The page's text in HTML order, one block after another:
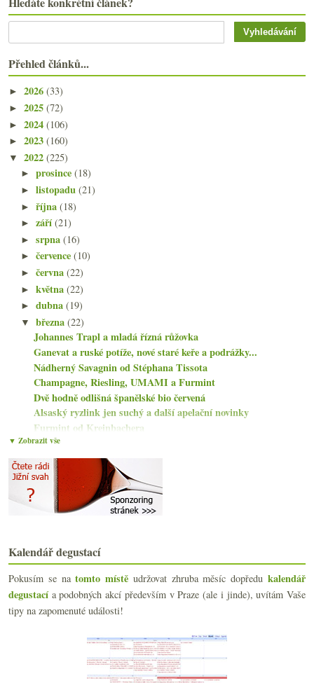
Přehled článků...
► 2026 (33)
► 2025 (72)
► 2024 (106)
► 2023 (160)
▼ 2022 (225)
►prosince(18)
►listopadu(21)
►října(18)
►září(21)
►srpna(16)
►července(10)
►června(22)
►května(22)
►dubna(19)
▼března(22)
Johannes Trapl a mladá řízná růžovka
Ganevat a ruské potíže, nové staré keře a podrážky...
Nádherný Savagnin od Stéphana Tissota
Champagne, Riesling, UMAMI a Furmint
Dvě hodně odlišná španělské bio červená
Alsaský ryzlink jen suchý a další apelační novinky
Furmint od Kreinbachera
Egerský pinot a Áldás býčí krev od St. Andrea
Somló a Balaton na dvou povedených bílých
Biodynamika s Alter Ego de Palmer 2015
Opus Eximium a Blaufränkisch Bärnreiser
Graillot, Corpinnat, Oscaři a nejlepší Chardonnay
Klasický starosvětský Riesling od Merkelbachů
Bezva Frankovka, Donauriesling a fajn Riesling
Gober & Freinbichler a tři červená z Burgenlandu
Champagne a Sauvignon ze Sparu
Riesling a Zweigelt v rakouském vlaku
Zastavte se ochutnat Ukrajinu
Víno, pivo, vodka, Ukrajina…
Dva více než zajímavé německé ryzlinky
▼ Zobrazit vše
Kalendář degustací
Pokusím se natomto místě udržovat zhruba měsíc dopředukalendář
degustacía podobných akcí především v Praze (ale i jinde), uvítám Vaše
tipy na zapomenuté události!